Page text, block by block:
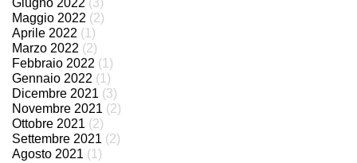
Giugno 2022 (3)
Maggio 2022 (2)
Aprile 2022 (1)
Marzo 2022 (2)
Febbraio 2022 (1)
Gennaio 2022 (1)
Dicembre 2021 (3)
Novembre 2021 (2)
Ottobre 2021 (2)
Settembre 2021 (2)
Agosto 2021 (1)